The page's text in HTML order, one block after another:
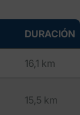
DURACIÓN
16,1 km
15,5 km